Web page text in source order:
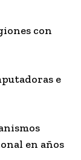
con
e
en años